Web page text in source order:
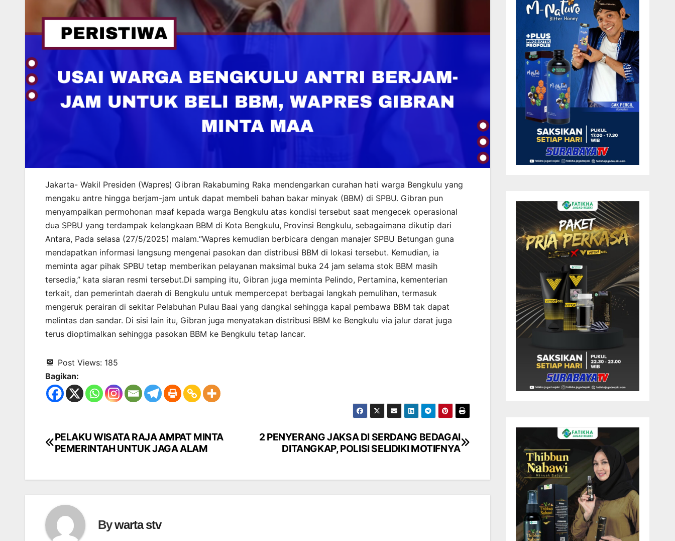
Jakarta- Wakil Presiden (Wapres) Gibran Rakabuming Raka mendengarkan curahan hati warga Bengkulu yang
mengaku antre hingga berjam-jam untuk dapat membeli bahan bakar minyak (BBM) di SPBU. Gibran pun
menyampaikan permohonan maaf kepada warga Bengkulu atas kondisi tersebut saat mengecek operasional
dua SPBU yang terdampak kelangkaan BBM di Kota Bengkulu, Provinsi Bengkulu, sebagaimana dikutip dari
Antara, Pada selasa (27/5/2025) malam.“Wapres kemudian berbicara dengan manajer SPBU Betungan guna
mendapatkan informasi langsung mengenai pasokan dan distribusi BBM di lokasi tersebut. Kemudian, ia
meminta agar pihak SPBU tetap memberikan pelayanan maksimal buka 24 jam selama stok BBM masih
tersedia,” kata siaran resmi tersebut.Di samping itu, Gibran juga meminta Pelindo, Pertamina, kementerian
terkait, dan pemerintah daerah di Bengkulu untuk mempercepat berbagai langkah pemulihan, termasuk
mengeruk perairan di sekitar Pelabuhan Pulau Baai yang dangkal sehingga kapal pembawa BBM tak dapat
melintas dan sandar. Di sisi lain itu, Gibran juga menyatakan distribusi BBM ke Bengkulu via jalur darat juga
terus dioptimalkan sehingga pasokan BBM ke Bengkulu tetap lancar.
Post Views: 185
Bagikan:
Navigasi
2 PENYERANG JAKSA DI SERDANG BEDAGAI
DITANGKAP, POLISI SELIDIKI MOTIFNYA
PELAKU WISATA RAJA AMPAT MINTA
PEMERINTAH UNTUK JAGA ALAM
Bywarta stv